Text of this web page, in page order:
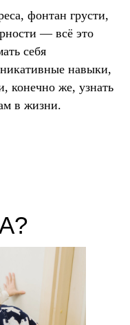
фонтан грусти,
— всё это
себя
навыки,
конечно же, узнать
в жизни.